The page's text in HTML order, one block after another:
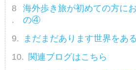
海外歩き旅が初めての方に
の④
まだまだあります世界をあ
関連ブログはこちら